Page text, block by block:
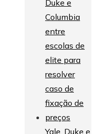
Yale, Duke e